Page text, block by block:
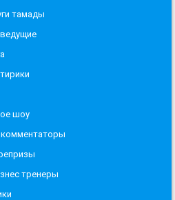
тамады
шоу
комментаторы
тренеры